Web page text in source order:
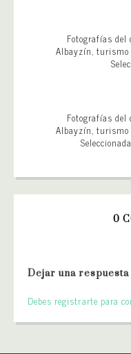
Fotografías
Albayzín, turismo
Fotografías
Albayzín, turismo
0
Dejar una respuesta
Debes registrarte para